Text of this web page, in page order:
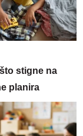
stigne na
planira